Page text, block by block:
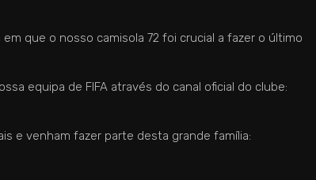
que o nosso camisola 72 foi crucial a fazer o último
equipa de FIFA através do canal oficial do clube:
e venham fazer parte desta grande família: